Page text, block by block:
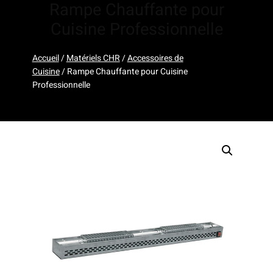
c
h
Accueil/Matériels CHR/Accessoires de
Cuisine/ Rampe Chauffante pour Cuisine
Professionnelle